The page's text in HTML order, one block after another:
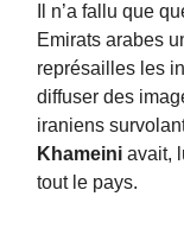
Il n’a fallu que
Emirats arabes
représailles les
diffuser des
iraniens
Khameini avait,
tout le pays.